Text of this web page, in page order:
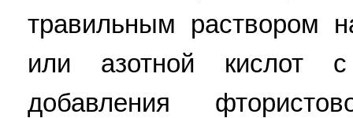
травильным раствором
или азотной кислот
добавления